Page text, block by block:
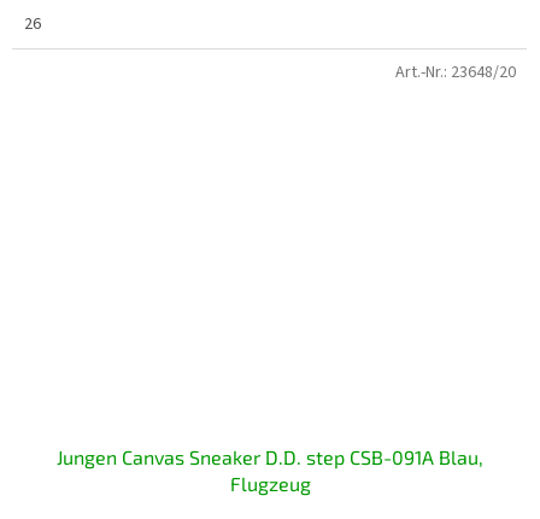
26
Jungen Canvas Sneaker D.D. step CSB-091A Blau,
Flugzeug
Art.-Nr.: 23648/20